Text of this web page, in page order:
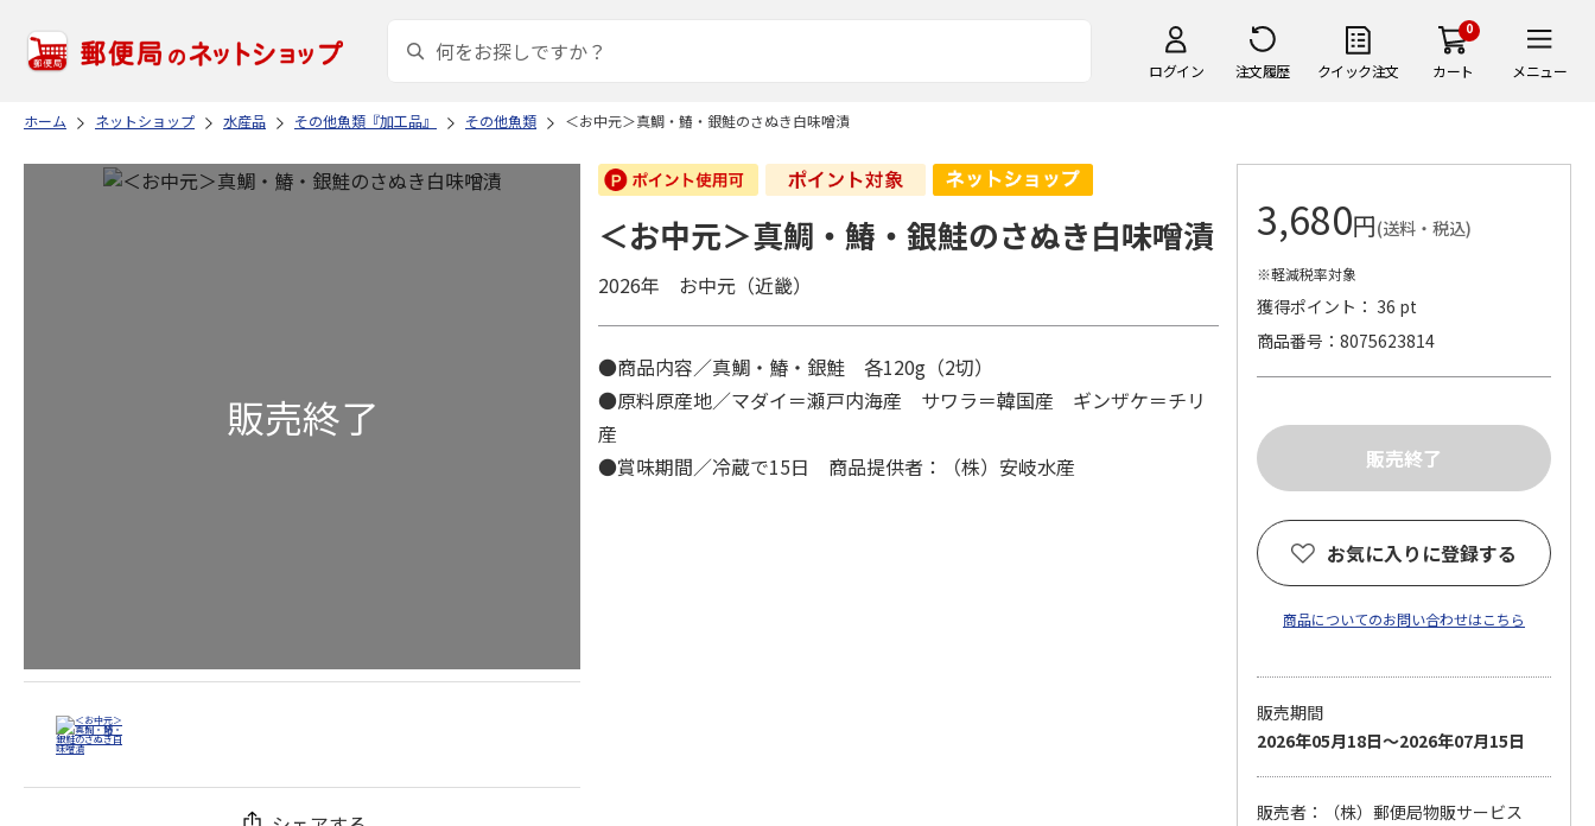
ログイン 注文履歴 クイック注文
0
カート メニュー
ホーム ネットショップ 水産品 その他魚類『加工品』 その他魚類 ＜お中元＞真鯛・鰆・銀鮭のさぬき白味噌漬
＜お中元＞真鯛・鰆・銀鮭のさぬき白味噌漬
2026年 お中元（近畿）
●商品内容／真鯛・鰆・銀鮭 各120g（2切）
●原料原産地／マダイ＝瀬戸内海産 サワラ＝韓国産 ギンザケ＝チリ
産
●賞味期間／冷蔵で15日 商品提供者：（株）安岐水産
3,680円(送料・税込)
※軽減税率対象
獲得ポイント： 36 pt
商品番号
8075623814
お気に入りに登録する
商品についてのお問い合わせはこちら
販売期間
2026年05月18日～2026年07月15日
販売者：（株）郵便局物販サービス